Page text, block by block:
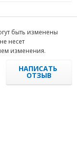
быть изменены
несет
изменения.
НАПИСАТЬ
ОТЗЫВ